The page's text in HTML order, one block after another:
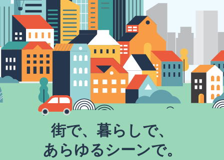
街で、暮らしで、
あらゆるシーンで。